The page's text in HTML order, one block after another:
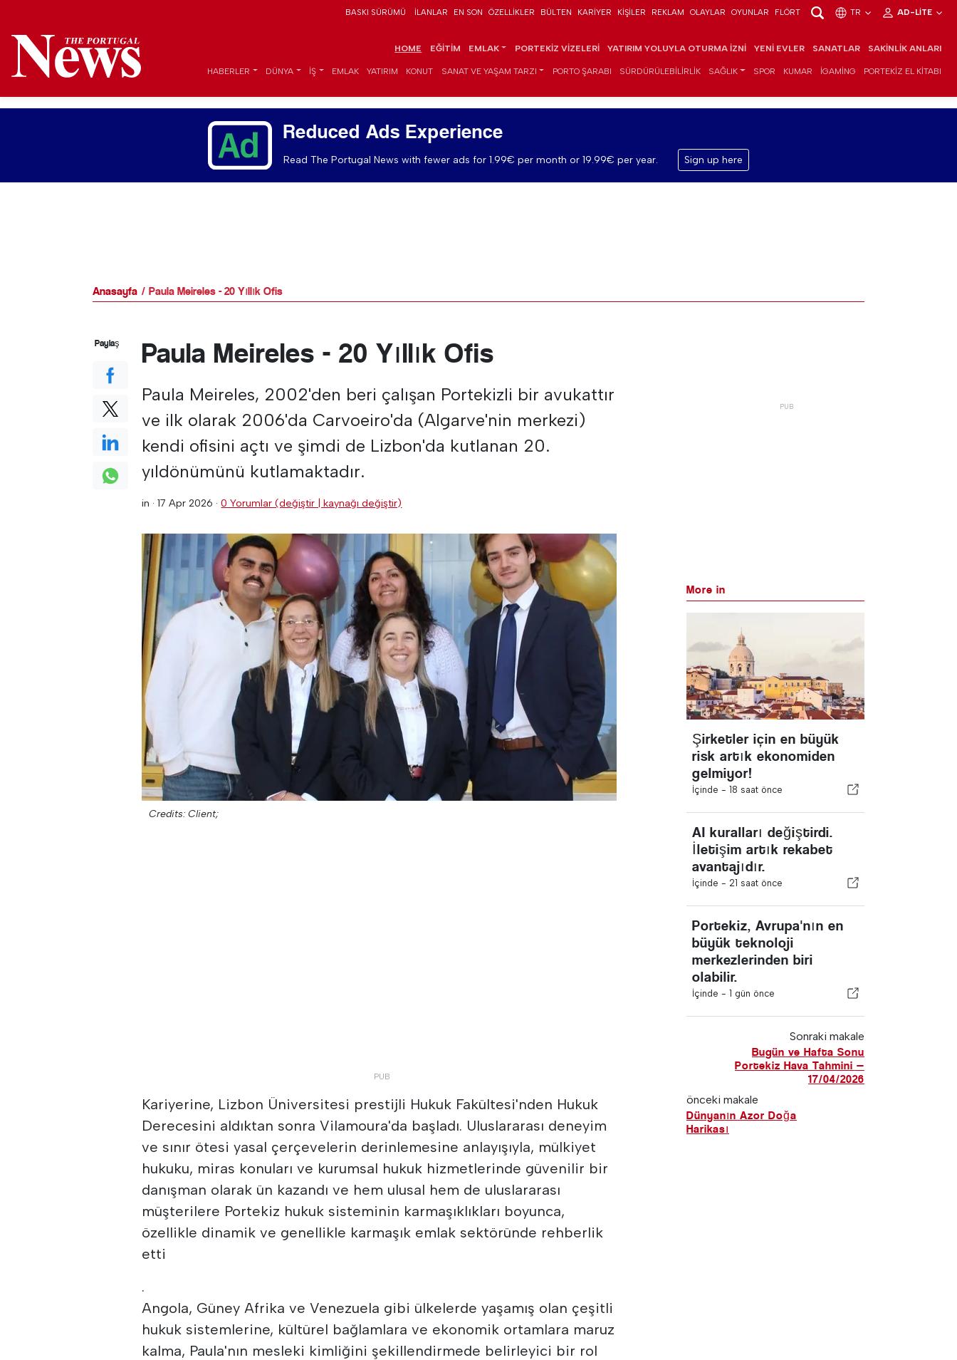
BASKI SÜRÜMÜ İLANLAR EN SON ÖZELLIKLER BÜLTEN KARIYER KIŞILER REKLAM OLAYLAR OYUNLAR FLÖRT TR AD-LITE
HOME EĞITIM EMLAK PORTEKIZ VIZELERI YATIRIM YOLUYLA OTURMA İZNI YENI EVLER SANATLAR SAKINLIK ANLARI
HABERLER DÜNYA İŞ EMLAK YATIRIM KONUT SANAT VE YAŞAM TARZI PORTO ŞARABI SÜRDÜRÜLEBILIRLIK SAĞLIK SPOR KUMAR IGAMING PORTEKIZ EL KITABI
Reduced Ads Experience
Read The Portugal News with fewer ads for 1.99€ per month or 19.99€ per year. Sign up here
Anasayfa Paula Meireles - 20 Yıllık Ofis
Paula Meireles - 20 Yıllık Ofis
Paula Meireles, 2002'den beri çalışan Portekizli bir avukattır
ve ilk olarak 2006'da Carvoeiro'da (Algarve'nin merkezi)
kendi ofisini açtı ve şimdi de Lizbon'da kutlanan 20.
yıldönümünü kutlamaktadır.
in ·17 Apr 2026 ·0 Yorumlar (değiştir | kaynağı değiştir)
Credits: Client;
Kariyerine, Lizbon Üniversitesi prestijli Hukuk Fakültesi'nden Hukuk
Derecesini aldıktan sonra Vilamoura'da başladı. Uluslararası deneyim
ve sınır ötesi yasal çerçevelerin derinlemesine anlayışıyla, mülkiyet
hukuku, miras konuları ve kurumsal hukuk hizmetlerinde güvenilir bir
danışman olarak ün kazandı ve hem ulusal hem de uluslararası
müşterilere Portekiz hukuk sisteminin karmaşıklıkları boyunca,
özellikle dinamik ve genellikle karmaşık emlak sektöründe rehberlik
etti
.
Angola, Güney Afrika ve Venezuela gibi ülkelerde yaşamış olan çeşitli
hukuk sistemlerine, kültürel bağlamlara ve ekonomik ortamlara maruz
kalma, Paula'nın mesleki kimliğini şekillendirmede belirleyici bir rol
Paylaş
More in
Şirketler için en büyük
risk artık ekonomiden
gelmiyor!
İçinde - 18 saat önce
AI kuralları değiştirdi.
İletişim artık rekabet
avantajıdır.
İçinde - 21 saat önce
Portekiz, Avrupa'nın en
büyük teknoloji
merkezlerinden biri
olabilir.
İçinde - 1 gün önce
Sonraki makale
Bugün ve Hafta Sonu
Portekiz Hava Tahmini —
17/04/2026
önceki makale
Dünyanın Azor Doğa
Harikası